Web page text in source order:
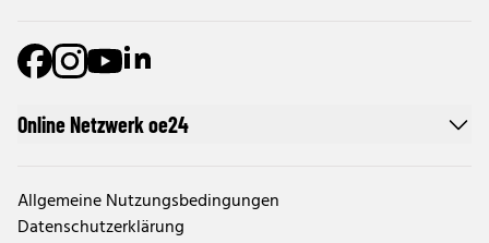
Online Netzwerk oe24
Allgemeine Nutzungsbedingungen
Datenschutzerklärung